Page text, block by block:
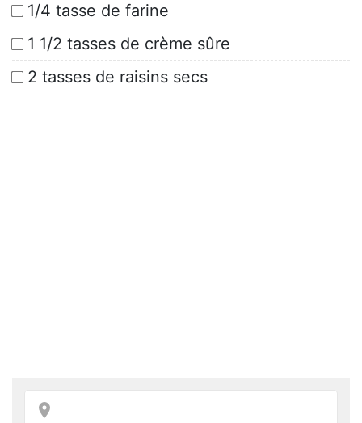
1/4 tasse de farine
1 1/2 tasses de crème sûre
2 tasses de raisins secs